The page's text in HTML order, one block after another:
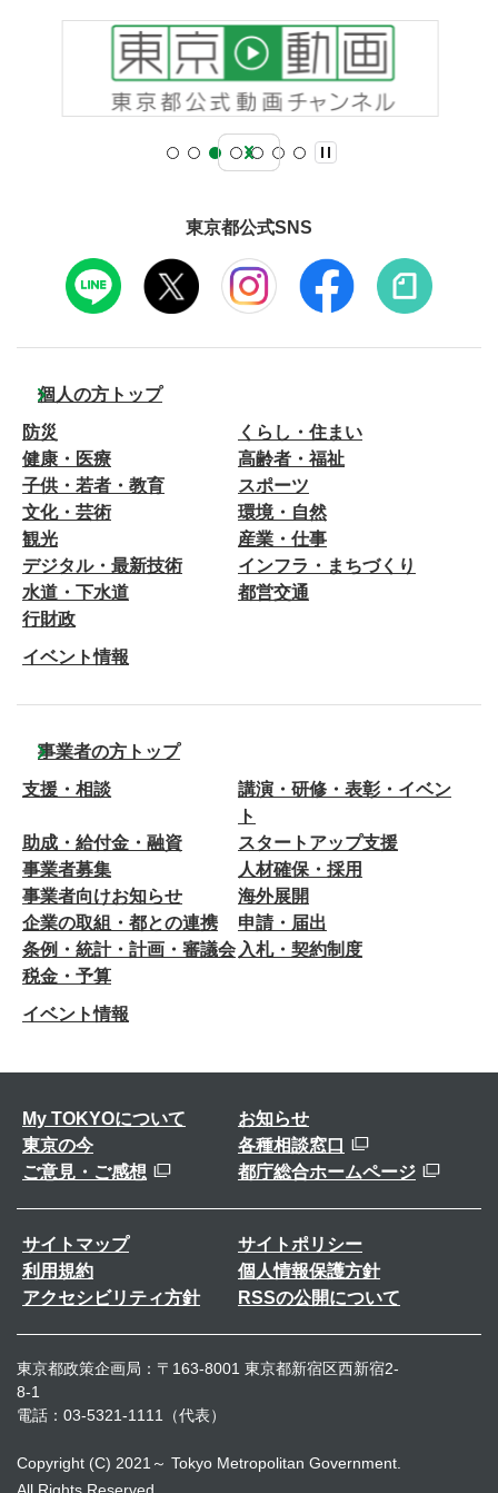
東京都公式SNS
個人の方トップ
防災
くらし・住まい
健康・医療
高齢者・福祉
子供・若者・教育
スポーツ
文化・芸術
環境・自然
観光
産業・仕事
デジタル・最新技術
インフラ・まちづくり
水道・下水道
都営交通
行財政
イベント情報
事業者の方トップ
支援・相談
講演・研修・表彰・イベン
ト
助成・給付金・融資
スタートアップ支援
事業者募集
人材確保・採用
事業者向けお知らせ
海外展開
企業の取組・都との連携
申請・届出
条例・統計・計画・審議会 入札・契約制度
税金・予算
イベント情報
My TOKYOについて
お知らせ
東京の今
各種相談窓口
ご意見・ご感想
都庁総合ホームページ
サイトマップ
サイトポリシー
利用規約
個人情報保護方針
アクセシビリティ方針
RSSの公開について
東京都政策企画局：〒163-8001 東京都新宿区西新宿2-
8-1
電話：03-5321-1111（代表）
Copyright (C) 2021～ Tokyo Metropolitan Government.